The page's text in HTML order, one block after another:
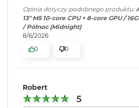
i
r
2
T
M
c
o
Obsługa wyświetlaczy
Dwa wyświetlacze o natywnej
Jeden wyświetlacz o natywnej
Hz lub 5K przy 120 Hz lub 4K przy
Dodatkowe
Układ klawiatury
Opinia dotyczy podobnego produktu:
13" M5 10-core CPU + 8-core GPU /
/ Północ (Midnight)
8/6/2026
0
0
Robert
5